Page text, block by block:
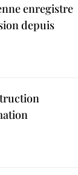
enregistre
depuis